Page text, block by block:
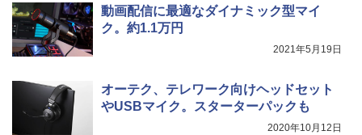
動画配信に最適なダイナミック型マイ
ク。約1.1万円
2021年5月19日
オーテク、テレワーク向けヘッドセット
やUSBマイク。スターターパックも
2020年10月12日